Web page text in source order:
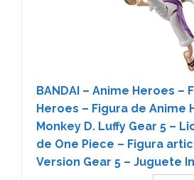
BANDAI – Anime Heroes –
Heroes – Figura de Anime
Monkey D. Luffy Gear 5 –
de One Piece – Figura
Version Gear 5 – Juguete